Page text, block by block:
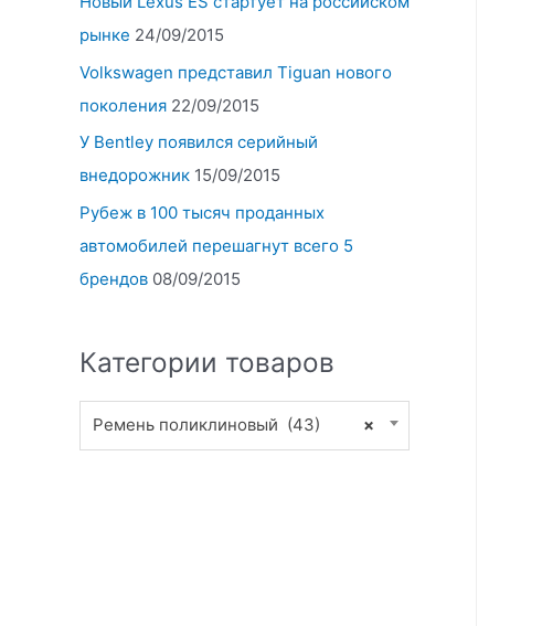
рынке 24/09/2015
Volkswagen представил Tiguan нового
поколения 22/09/2015
У Bentley появился серийный
внедорожник 15/09/2015
Рубеж в 100 тысяч проданных
автомобилей перешагнут всего 5
брендов 08/09/2015
Категории товаров
×
Ремень поликлиновый (43)